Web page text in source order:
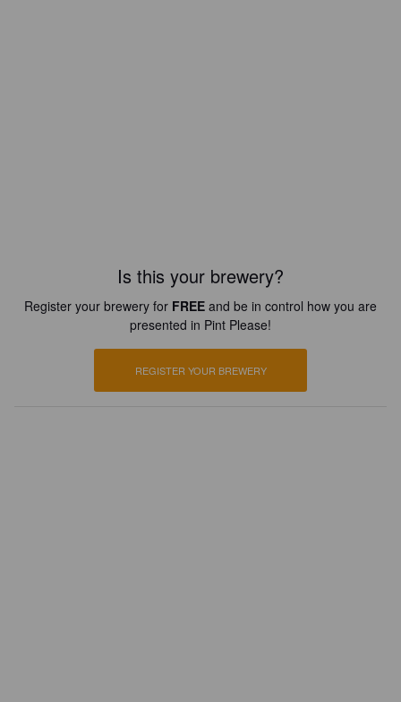
Is this your brewery?
Register your brewery for FREE and be in control how you are
presented in Pint Please!
REGISTER YOUR BREWERY